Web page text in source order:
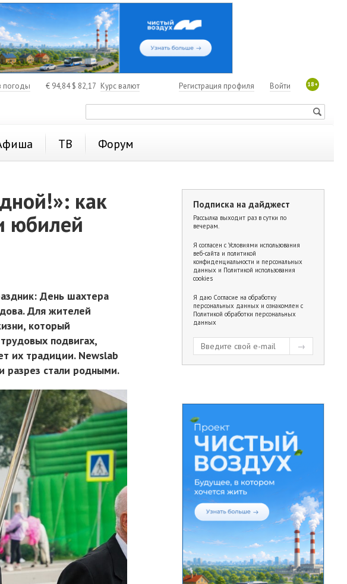
погоды € 94,84$ 82,17 Курс валют 18+
Войти
Регистрация профиля
ТВ Форум
как
юбилей
День шахтера
Для жителей
который
подвигах,
их традиции. Newslab
разрез стали родными.
Подписка на дайджест
Рассылка выходит раз в сутки по
вечерам.
Я согласен с Условиями использования
веб-сайта и политикой
конфиденциальности и персональных
данных и Политикой использования
cookies
Я даю Согласие на обработку
персональных данных и ознакомлен с
Политикой обработки персональных
данных